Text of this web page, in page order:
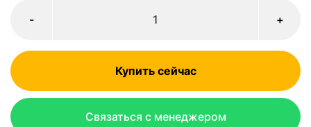
+
-
Купить сейчас
Связаться с менеджером